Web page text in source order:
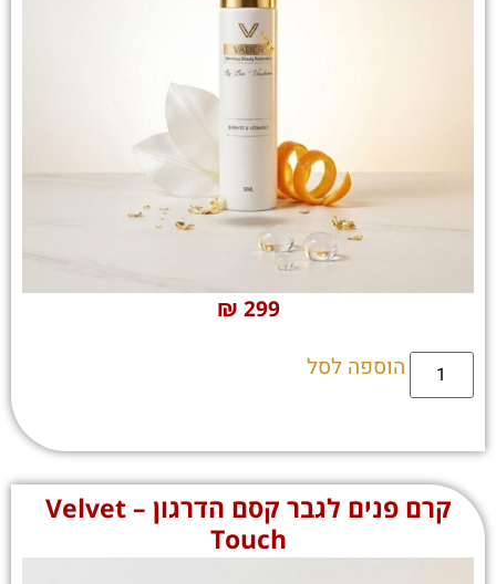
₪ 299
הוספה לסל
קרם פנים לגבר קסם הדרגון – Velvet
Touch